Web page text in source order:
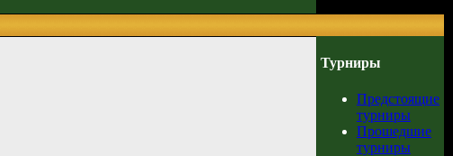
Турниры
Предстоящие
турниры
Прошедшие
турниры